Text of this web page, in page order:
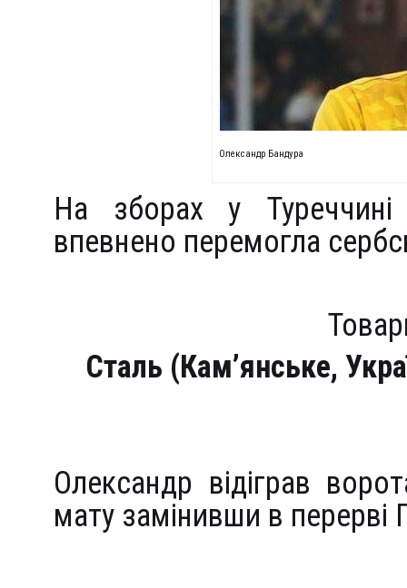
Олександр Бандура
На зборах у
впевнено перемогла
Сталь (Кам’янське,
Олександр відіграв
мату замінивши в перерві